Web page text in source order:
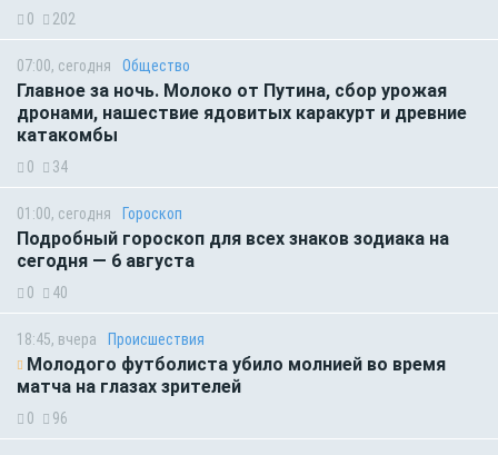
0 202
07:00, сегодня Общество
Главное за ночь. Молоко от Путина, сбор урожая
дронами, нашествие ядовитых каракурт и древние
катакомбы
0 34
01:00, сегодня Гороскоп
Подробный гороскоп для всех знаков зодиака на
сегодня — 6 августа
0 40
18:45, вчера Происшествия
Молодого футболиста убило молнией во время
матча на глазах зрителей
0 96